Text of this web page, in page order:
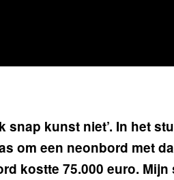
snap kunst niet’. In het
om een neonbord met
kostte 75.000 euro. Mijn